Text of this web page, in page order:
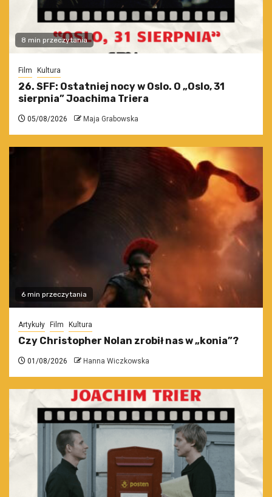
8 min przeczytania
Film Kultura
26. SFF: Ostatniej nocy w Oslo. O „Oslo, 31
sierpnia” Joachima Triera
05/08/2026 Maja Grabowska
6 min przeczytania
Artykuły Film Kultura
Czy Christopher Nolan zrobił nas w „konia”?
01/08/2026 Hanna Wiczkowska